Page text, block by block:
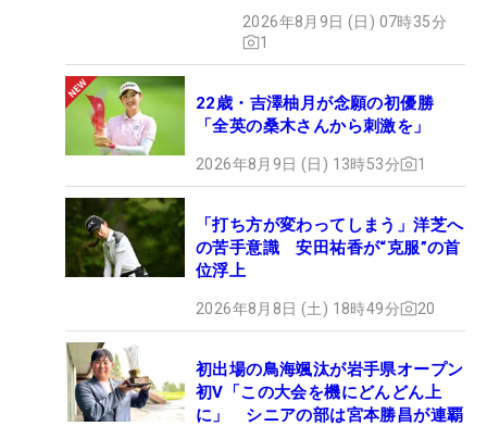
2026年8月9日 (日) 07時35分
1
22歳・吉澤柚月が念願の初優勝
「全英の桑木さんから刺激を」
2026年8月9日 (日) 13時53分 1
「打ち方が変わってしまう」洋芝へ
の苦手意識 安田祐香が“克服”の首
位浮上
2026年8月8日 (土) 18時49分 20
初出場の鳥海颯汰が岩手県オープン
初V「この大会を機にどんどん上
に」 シニアの部は宮本勝昌が連覇